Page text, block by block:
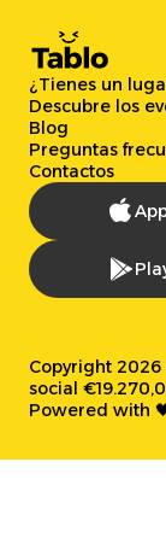
¿Tienes un
Descubre los
Blog
Preguntas
Contactos
Copyright 2026
social
Powered with